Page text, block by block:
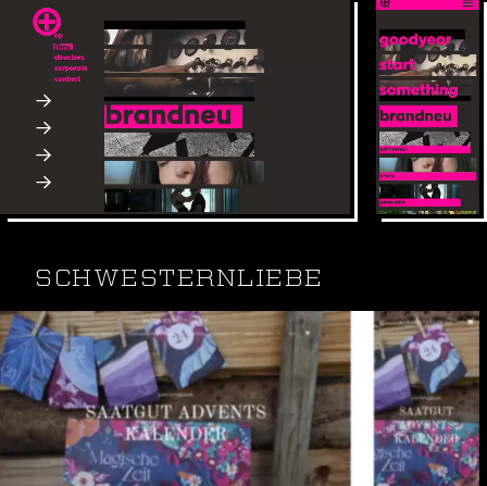
e+p films ist eine der größten Filmproduktionen
Deutschlands mit Büros in München und Hamburg.
api Vimeo / Import geschützer Videos
Contao CMS / SPA (single-page application)
Webdesign & SEO
Webseite: ep-films.de
SCHWESTERNLIEBE